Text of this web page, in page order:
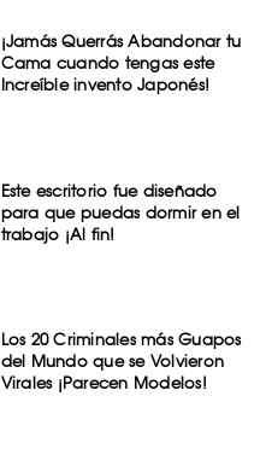
¡Jamás Querrás Abandonar tu
Cama cuando tengas este
Increíble invento Japonés!
Este escritorio fue diseñado
para que puedas dormir en el
trabajo ¡Al fin!
Los 20 Criminales más Guapos
del Mundo que se Volvieron
Virales ¡Parecen Modelos!